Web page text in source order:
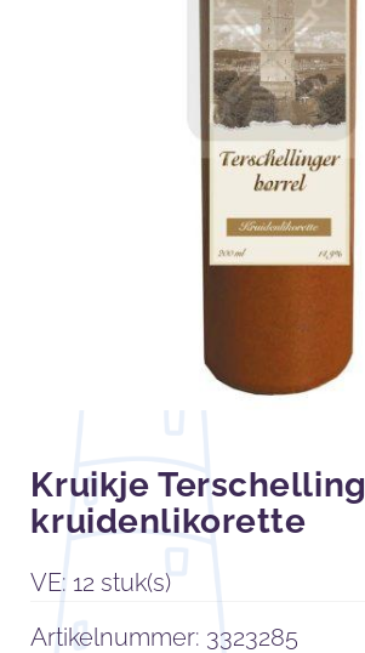
Kruikje Terschelling
kruidenlikorette
VE: 12 stuk(s)
Artikelnummer: 3323285